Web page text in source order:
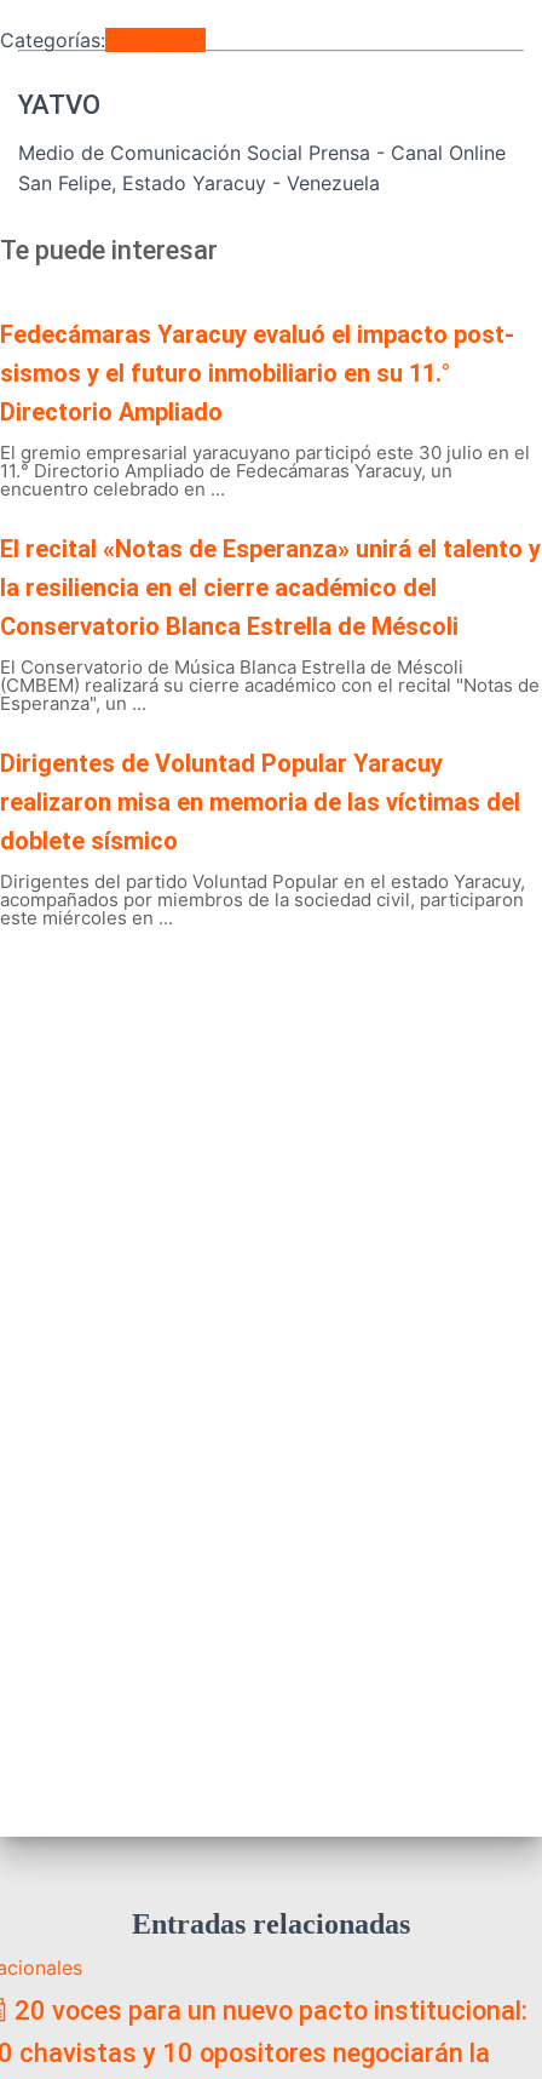
Categorías:
YATVO
Medio de Comunicación Social Prensa - Canal Online
San Felipe, Estado Yaracuy - Venezuela
Te puede interesar
Fedecámaras Yaracuy evaluó el impacto post-
sismos y el futuro inmobiliario en su 11.°
Directorio Ampliado
El gremio empresarial yaracuyano participó este 30 julio en el
11.° Directorio Ampliado de Fedecámaras Yaracuy, un
encuentro celebrado en ...
El recital «Notas de Esperanza» unirá el talento y
la resiliencia en el cierre académico del
Conservatorio Blanca Estrella de Méscoli
El Conservatorio de Música Blanca Estrella de Méscoli
(CMBEM) realizará su cierre académico con el recital "Notas de
Esperanza", un ...
Dirigentes de Voluntad Popular Yaracuy
realizaron misa en memoria de las víctimas del
doblete sísmico
Dirigentes del partido Voluntad Popular en el estado Yaracuy,
acompañados por miembros de la sociedad civil, participaron
este miércoles en ...
Entradas relacionadas
20 voces para un nuevo pacto institucional:
chavistas y 10 opositores negociarán la